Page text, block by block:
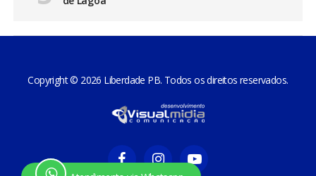
Copyright © 2026 Liberdade PB. Todos os direitos reservados.